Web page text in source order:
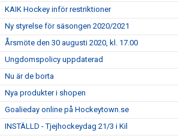
KAIK Hockey inför restriktioner
Ny styrelse för säsongen 2020/2021
Årsmöte den 30 augusti 2020, kl. 17.00
Ungdomspolicy uppdaterad
Nu är de borta
Nya produkter i shopen
Goalieday online på Hockeytown.se
INSTÄLLD - Tjejhockeydag 21/3 i Kil